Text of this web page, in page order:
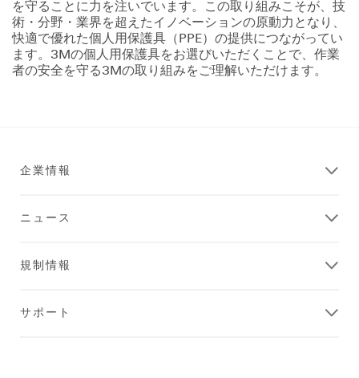
を守ることに力を注いでいます。この取り組みこそが、技
術・分野・業界を超えたイノベーションの原動力となり、
快適で優れた個人用保護具（PPE）の提供につながってい
ます。3Mの個人用保護具をお選びいただくことで、作業
者の安全を守る3Mの取り組みをご理解いただけます。
企業情報
ニュース
規制情報
サポート